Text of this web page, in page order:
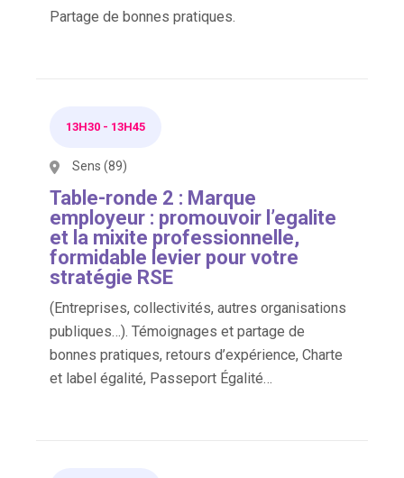
Partage de bonnes pratiques.
13H30 - 13H45
Sens (89)
Table-ronde 2 : Marque
employeur : promouvoir l’egalite
et la mixite professionnelle,
formidable levier pour votre
stratégie RSE
(Entreprises, collectivités, autres organisations
publiques…). Témoignages et partage de
bonnes pratiques, retours d’expérience, Charte
et label égalité, Passeport Égalité…